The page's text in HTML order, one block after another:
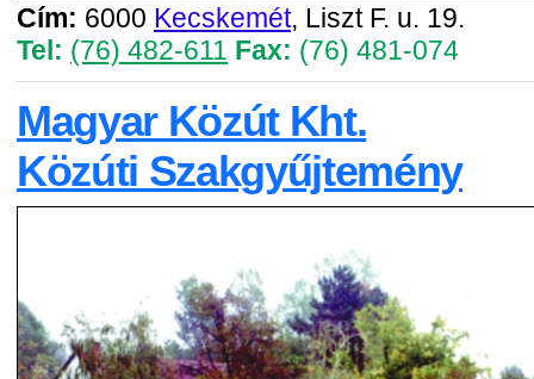
Cím: 6000 Kecskemét, Liszt F. u. 19.
Tel: (76) 482-611 Fax: (76) 481-074
Magyar Közút Kht.
Közúti Szakgyűjtemény